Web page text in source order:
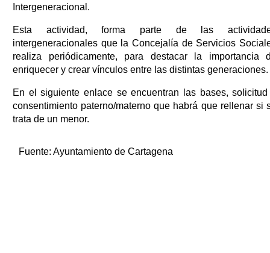
Intergeneracional.
Esta actividad, forma parte de las
intergeneracionales que la Concejalía de Servicios
realiza periódicamente, para destacar la importancia
enriquecer y crear vínculos entre las distintas generaciones.
En el siguiente enlace se encuentran las bases,
consentimiento paterno/materno que habrá que rellenar si
trata de un menor.
Fuente: Ayuntamiento de Cartagena